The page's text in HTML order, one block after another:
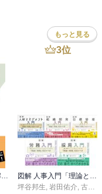
いても失敗を恐れる。
える。
もっと見る
わかったつもり～読解力がつかない本当の原因～
3位
図解 人事入門「理論と実践」100のツボシリーズ
坪谷邦生, 岩田佑介, 古茶宏志